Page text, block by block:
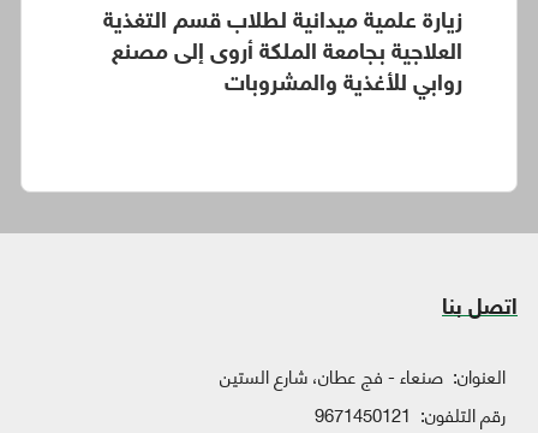
زيارة علمية ميدانية لطلاب قسم التغذية
العلاجية بجامعة الملكة أروى إلى مصنع
روابي للأغذية والمشروبات
اتصل بنا
العنوان: صنعاء - فج عطان، شارع الستين
رقم التلفون: 9671450121